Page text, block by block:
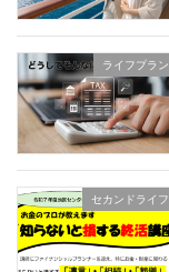
ライフプラン
セカンドライフ